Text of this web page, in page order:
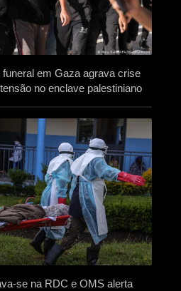
em Gaza agrava crise
no enclave palestiniano
se na RDC e OMS alerta